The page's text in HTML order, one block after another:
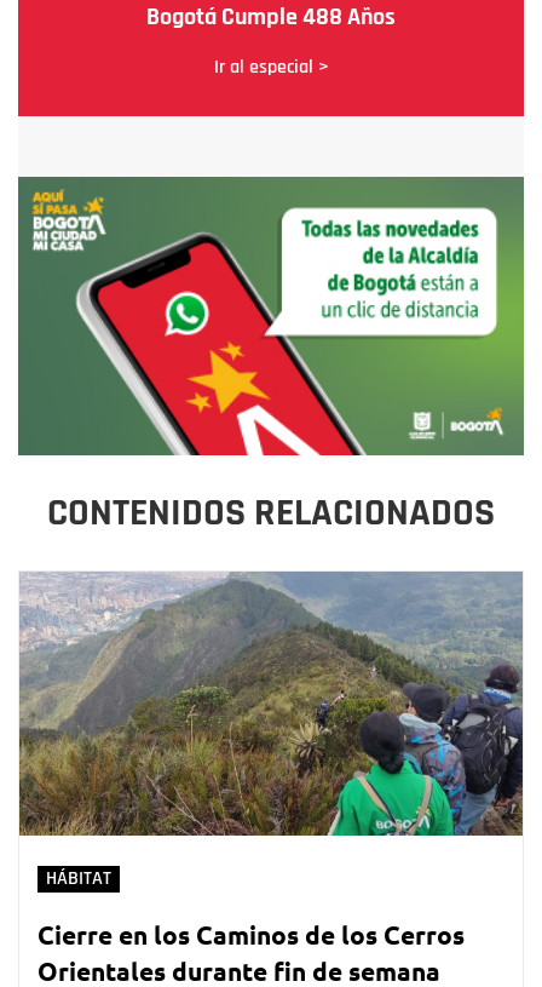
Bogotá Cumple 488 Años
Ir al especial >
CONTENIDOS RELACIONADOS
HÁBITAT
Cierre en los Caminos de los Cerros
Orientales durante fin de semana